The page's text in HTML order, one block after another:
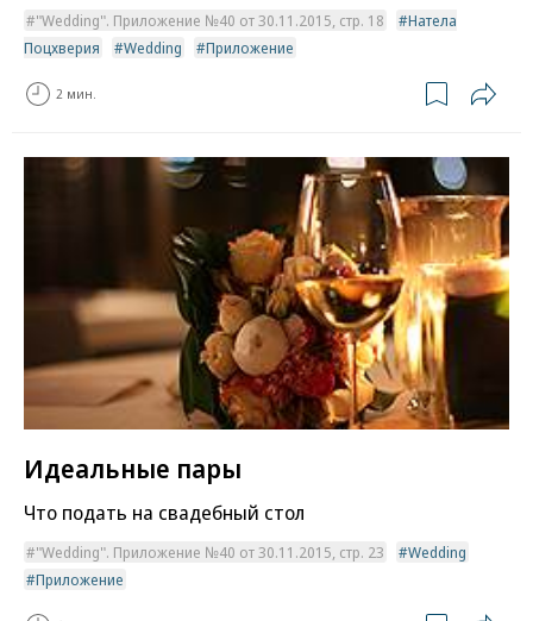
"Wedding". Приложение №40 от 30.11.2015, стр. 18
Натела
Поцхверия
Wedding Приложение
2 мин.
Идеальные пары
Что подать на свадебный стол
"Wedding". Приложение №40 от 30.11.2015, стр. 23
Wedding
Приложение